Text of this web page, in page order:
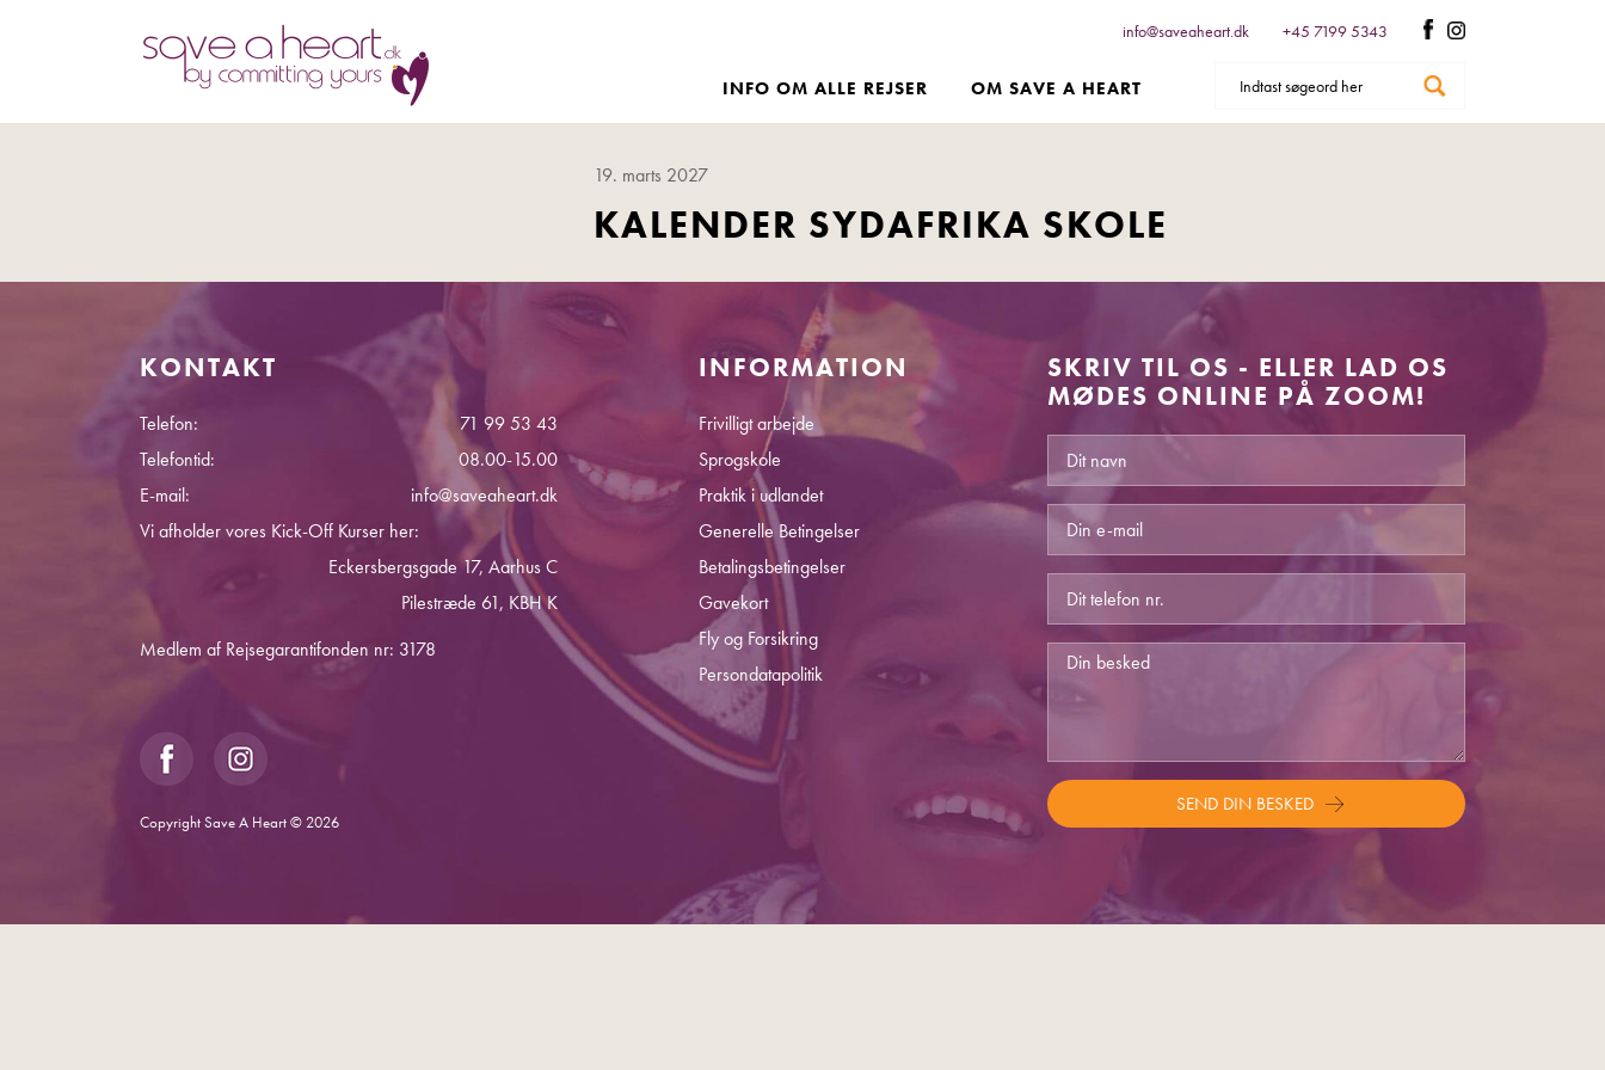
info@saveaheart.dk +45 7199 5343
INFO OM ALLE REJSER OM SAVE A HEART
19. marts 2027
KALENDER SYDAFRIKA SKOLE
KONTAKT
Telefon:
71 99 53 43
Telefontid:
08.00-15.00
E-mail:
info@saveaheart.dk
Vi afholder vores Kick-Off Kurser her:
Eckersbergsgade 17, Aarhus C
Pilestræde 61, KBH K
Medlem af Rejsegarantifonden nr: 3178
INFORMATION
Frivilligt arbejde
Sprogskole
Praktik i udlandet
Generelle Betingelser
Betalingsbetingelser
Gavekort
Fly og Forsikring
Persondatapolitik
SKRIV TIL OS - ELLER LAD OS
MØDES ONLINE PÅ ZOOM!
SEND DIN BESKED
Copyright Save A Heart © 2026